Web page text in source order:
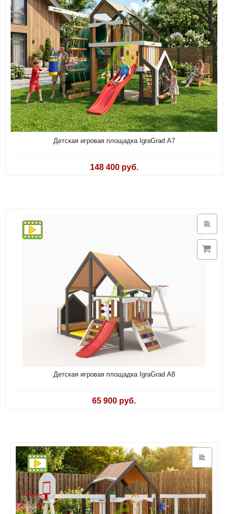
Детская игровая площадка IgraGrad А7
148 400 руб.
Детская игровая площадка IgraGrad А8
65 900 руб.